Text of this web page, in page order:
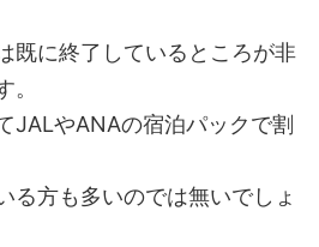
既に終了しているところが非
JALやANAの宿泊パックで割
る方も多いのでは無いでしょ